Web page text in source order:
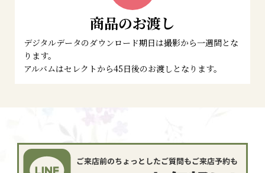
商品のお渡し
デジタルデータのダウンロード期日は撮影から一週間とな
ります。
アルバムはセレクトから45日後のお渡しとなります。